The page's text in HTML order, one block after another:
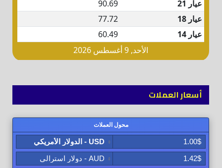
أسعار العملات